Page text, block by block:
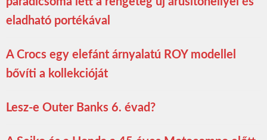
eladható portékával
A Crocs egy elefánt árnyalatú ROY modellel
bővíti a kollekcióját
Lesz-e Outer Banks 6. évad?